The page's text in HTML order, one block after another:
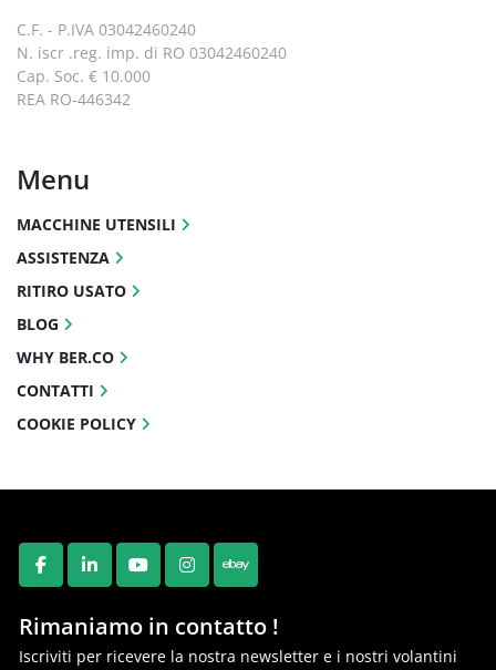
FACEBOOK
LINKEDINYOUTUBEINSTAGRAM
EBAY
Rimaniamo in contatto !
Iscriviti per ricevere la nostra newsletter e i nostri volantini
C.F. - P.IVA 03042460240
N. iscr .reg. imp. di RO 03042460240
Cap. Soc. € 10.000
REA RO-446342
Menu
MACCHINE UTENSILI
ASSISTENZA
RITIRO USATO
BLOG
WHY BER.CO
CONTATTI
COOKIE POLICY